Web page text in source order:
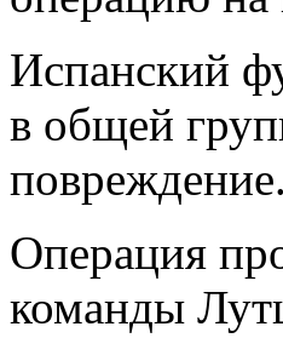
Испанский
в общей
повреждение.
Операция
команды